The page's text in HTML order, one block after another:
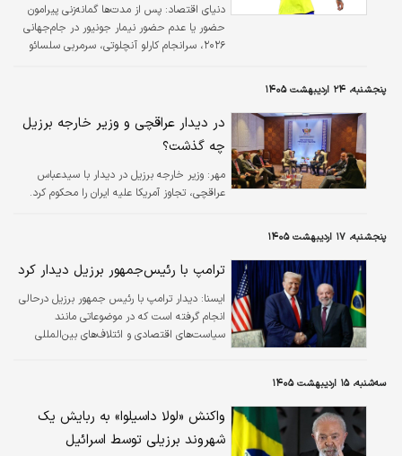
دنیای اقتصاد: پس از مدت‌ها گمانه‌زنی پیرامون
حضور یا عدم حضور نیمار جونیور در جام‌جهانی
۲۰۲۶، سرانجام کارلو آنچلوتی، سرمربی سلسائو
داشت.
پنجشنبه، ۲۴ اردیبهشت ۱۴۰۵
در دیدار عراقچی و وزیر خارجه برزیل
چه گذشت؟
مهر: وزیر خارجه برزیل در دیدار با سیدعباس
عراقچی، تجاوز آمریکا علیه ایران را محکوم کرد.
پنجشنبه، ۱۷ اردیبهشت ۱۴۰۵
ترامپ با رئیس‌جمهور برزیل دیدار کرد
ایسنا: دیدار ترامپ با رئیس جمهور برزیل درحالی
انجام گرفته است که در موضوعاتی مانند
سیاست‌های اقتصادی و ائتلاف‌های بین‌المللی
سه‌شنبه، ۱۵ اردیبهشت ۱۴۰۵
واکنش «لولا داسیلوا» به ربایش یک
شهروند برزیلی توسط اسرائیل